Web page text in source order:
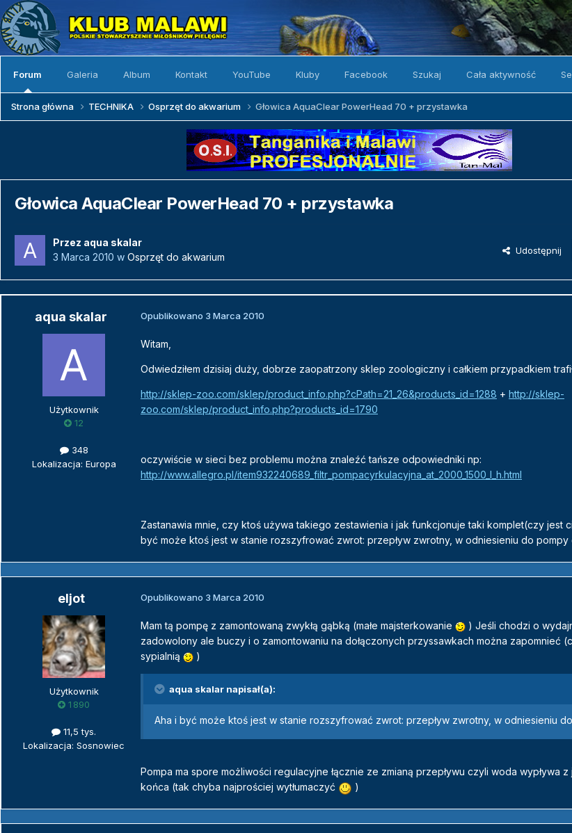
Forum Galeria Album Kontakt YouTube Kluby Facebook Szukaj Cała aktywność
Strona główna TECHNIKA Osprzęt do akwarium Głowica AquaClear PowerHead 70 + przystawka
Głowica AquaClear PowerHead 70 + przystawka
Przez aqua skalar
3 Marca 2010 w Osprzęt do akwarium
Udostępnij
aqua skalar
Użytkownik
12
348
Lokalizacja: Europa
Opublikowano 3 Marca 2010
Witam,
Odwiedziłem dzisiaj duży, dobrze zaopatrzony sklep zoologiczny i całkiem przypadkiem
http://sklep-zoo.com/sklep/product_info.php?cPath=21_26&products_id=1288 + http://sklep-
zoo.com/sklep/product_info.php?products_id=1790
oczywiście w sieci bez problemu można znaleźć tańsze odpowiedniki np:
http://www.allegro.pl/item932240689_filtr_pompacyrkulacyjna_at_2000_1500_l_h.html
Zastanawia mnie, czy ktoś używa takiego zestawienia i jak funkcjonuje taki komplet(czy jest
być może ktoś jest w stanie rozszyfrować zwrot: przepływ zwrotny, w odniesieniu do pompy
eljot
Użytkownik
1 890
11,5 tys.
Lokalizacja: Sosnowiec
Opublikowano 3 Marca 2010
Mam tą pompę z zamontowaną zwykłą gąbką (małe majsterkowanie
) Jeśli chodzi o
zadowolony ale buczy i o zamontowaniu na dołączonych przyssawkach można zapomnieć
sypialnią
)
aqua skalar napisał(a):
Aha i być może ktoś jest w stanie rozszyfrować zwrot: przepływ zwrotny, w odniesieniu
Pompa ma spore możliwości regulacyjne łącznie ze zmianą przepływu czyli woda wypływa
końca (tak chyba najprościej wytłumaczyć
)